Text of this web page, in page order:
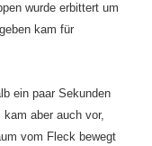
wurde erbittert um
kam für
ein paar Sekunden
aber auch vor,
vom Fleck bewegt